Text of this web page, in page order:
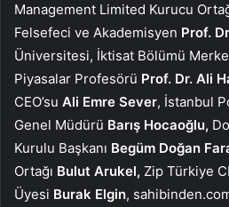
Management Limited Kurucu
Felsefeci ve Akademisyen Prof.
Üniversitesi, İktisat Bölümü
Piyasalar Profesörü Prof. Dr. Ali
CEO’su Ali Emre Sever, İstanbul
Genel Müdürü Barış Hocaoğlu,
Kurulu Başkanı Begüm Doğan
Ortağı Bulut Arukel, Zip Türkiye
Üyesi Burak Elgin,